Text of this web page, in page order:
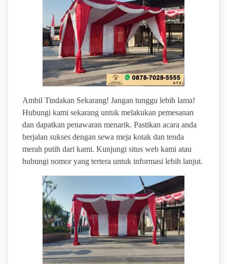
Ambil Tindakan Sekarang! Jangan tunggu lebih lama!
Hubungi kami sekarang untuk melakukan pemesanan
dan dapatkan penawaran menarik. Pastikan acara anda
berjalan sukses dengan sewa meja kotak dan tenda
merah putih dari kami. Kunjungi situs web kami atau
hubungi nomor yang tertera untuk informasi lebih lanjut.